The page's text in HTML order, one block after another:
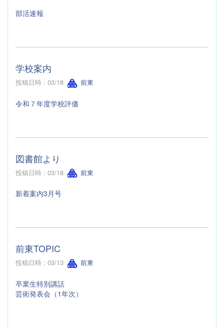
部活速報
学校案内
投稿日時 : 03/18 前東
令和７年度学校評価
図書館より
投稿日時 : 03/18 前東
新着案内3月号
前東TOPIC
投稿日時 : 03/13 前東
卒業生特別講話
芸術発表会（1年次）